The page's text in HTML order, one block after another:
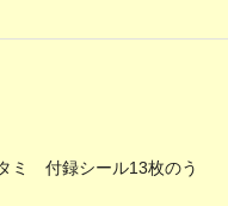
付録シール13枚のう